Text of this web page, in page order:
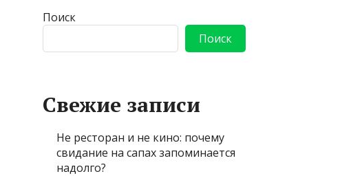
Поиск
Поиск
Свежие записи
Не ресторан и не кино: почему
свидание на сапах запоминается
надолго?